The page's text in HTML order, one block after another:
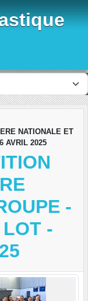
NATIONALE ET
AVRIL 2025
-
-